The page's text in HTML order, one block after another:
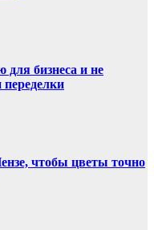
для бизнеса и не
переделки
чтобы цветы точно